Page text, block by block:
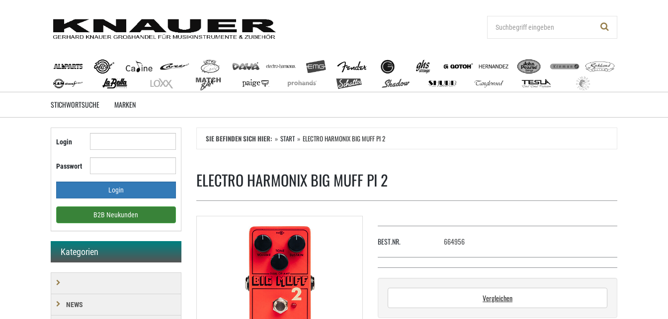
STICHWORTSUCHE MARKEN
SIE BEFINDEN SICH HIER: START ELECTRO HARMONIX BIG MUFF PI 2
ELECTRO HARMONIX BIG MUFF PI 2
BEST.NR. 664956
Vergleichen
Login
Passwort
B2B Neukunden
Kategorien
NEWS